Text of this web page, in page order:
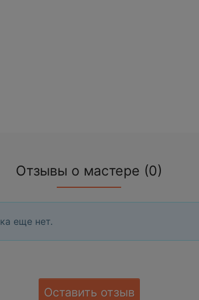
Отзывы о мастере (0)
еще нет.
Оставить отзыв